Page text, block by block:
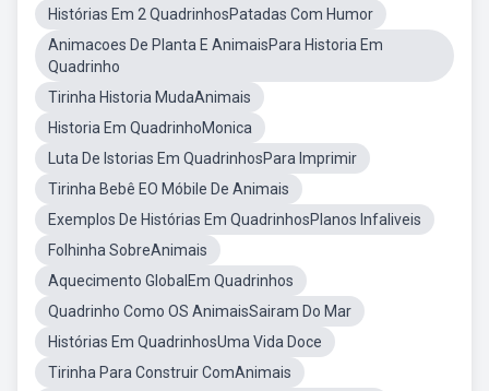
Histórias Em 2 QuadrinhosPatadas Com Humor
Animacoes De Planta E AnimaisPara Historia Em
Quadrinho
Tirinha Historia MudaAnimais
Historia Em QuadrinhoMonica
Luta De Istorias Em QuadrinhosPara Imprimir
Tirinha Bebê EO Móbile De Animais
Exemplos De Histórias Em QuadrinhosPlanos Infaliveis
Folhinha SobreAnimais
Aquecimento GlobalEm Quadrinhos
Quadrinho Como OS AnimaisSairam Do Mar
Histórias Em QuadrinhosUma Vida Doce
Tirinha Para Construir ComAnimais